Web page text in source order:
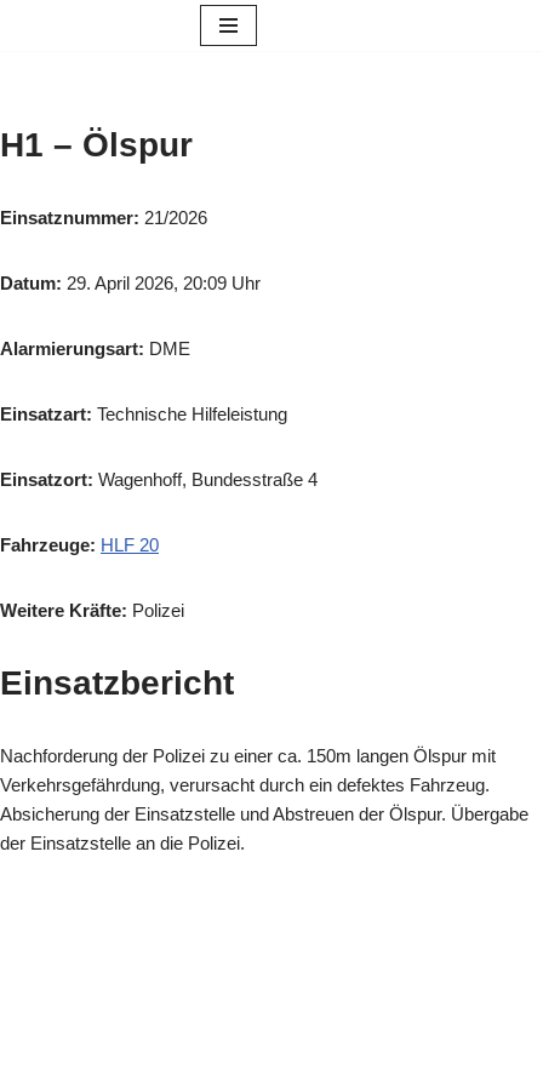
H1 – Ölspur
Einsatznummer: 21/2026
Datum: 29. April 2026, 20:09 Uhr
Alarmierungsart: DME
Einsatzart: Technische Hilfeleistung
Einsatzort: Wagenhoff, Bundesstraße 4
Fahrzeuge: HLF 20
Weitere Kräfte: Polizei
Einsatzbericht
Nachforderung der Polizei zu einer ca. 150m langen Ölspur mit
Verkehrsgefährdung, verursacht durch ein defektes Fahrzeug.
Absicherung der Einsatzstelle und Abstreuen der Ölspur. Übergabe
der Einsatzstelle an die Polizei.